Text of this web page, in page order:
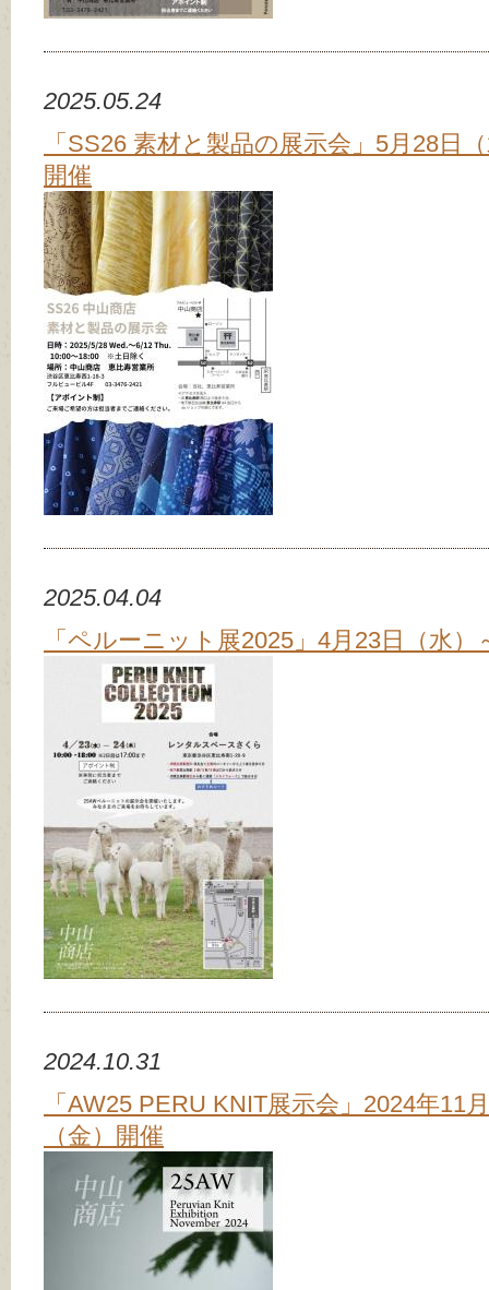
2025.05.24
「SS26 素材と製品の展示会」5月28日
開催
2025.04.04
「ペルーニット展2025」4月23日（水）
2024.10.31
「AW25 PERU KNIT展示会」2024年11
（金）開催